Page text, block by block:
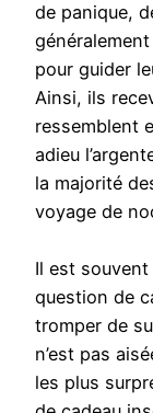
de panique,
pour guider
Ainsi, ils
ressemblent
adieu
la majorité
voyage de
Il est
question de
tromper de
n’est pas
les plus